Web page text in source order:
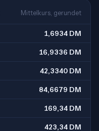
Mittelkurs, gerundet
1,6934 DM
16,9336 DM
42,3340 DM
84,6679 DM
169,34 DM
423,34 DM